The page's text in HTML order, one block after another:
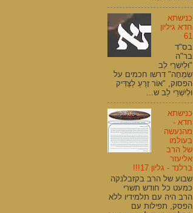
כנישתא
חדא גיליון
61
בס"ד
בר"ה
"וּלְיִשְׁרֵי לֵב
שִׂמְחָה" דרשו חכמים על
הפסוק, "אוֹר זָרֻעַ לַצַּדִּיק
וּלְיִשְׁרֵי לֵב ש...
כנישתא
חדא -
מהנעשה
בעולמו
של הרב
אליעזר
ברלנד - גליון 17!!!
שבוע של הרב בקזבלנקה
כמעט כל חודש תשרי
הרב היה עם תלמידיו ללא
הפסק, תפילות עם